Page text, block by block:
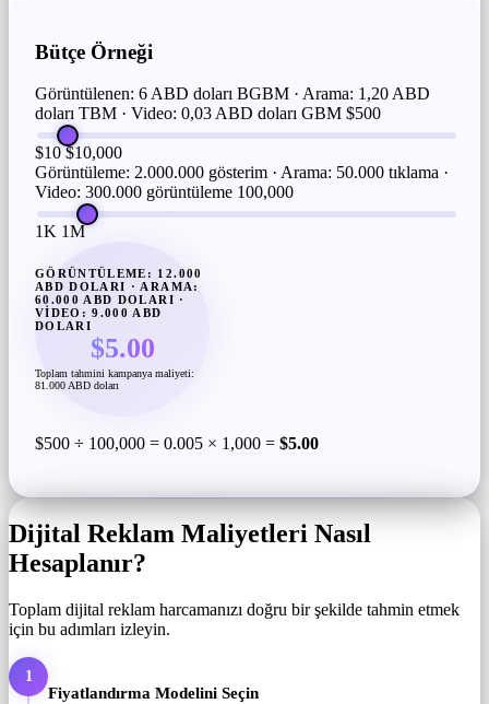
Bütçe Örneği
Görüntülenen: 6 ABD doları BGBM · Arama: 1,20 ABD
doları TBM · Video: 0,03 ABD doları GBM $500
$10 $10,000
Görüntüleme: 2.000.000 gösterim · Arama: 50.000 tıklama ·
Video: 300.000 görüntüleme 100,000
1K 1M
GÖRÜNTÜLEME: 12.000
ABD DOLARI · ARAMA:
60.000 ABD DOLARI ·
VIDEO: 9.000 ABD
DOLARI
$5.00
Toplam tahmini kampanya maliyeti:
81.000 ABD doları
$500 ÷ 100,000 = 0.005 × 1,000 = $5.00
Dijital Reklam Maliyetleri Nasıl
Hesaplanır?
Toplam dijital reklam harcamanızı doğru bir şekilde tahmin etmek
için bu adımları izleyin.
1
Fiyatlandırma Modelini Seçin